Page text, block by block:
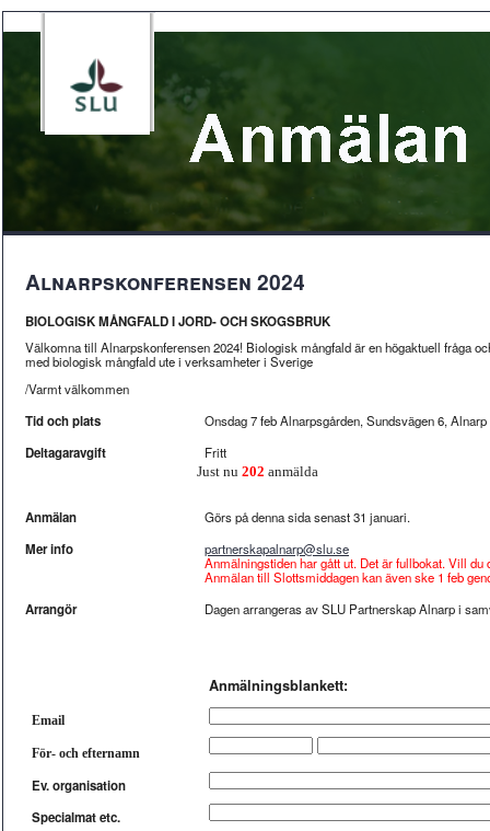
Alnarpskonferensen 2024
BIOLOGISK MÅNGFALD I JORD- OCH SKOGSBRUK
Välkomna till Alnarpskonferensen 2024! Biologisk mångfald är en högaktuell fråga
med biologisk mångfald ute i verksamheter i Sverige
/Varmt välkommen
Tid och plats Onsdag 7 feb Alnarpsgården, Sundsvägen 6, Alnarp
Deltagaravgift Fritt
Just nu 202 anmälda
Anmälan Görs på denna sida senast 31 januari.
Mer info
partnerskapalnarp@slu.se
Anmälningstiden har gått ut. Det är fullbokat. Vill
Anmälan till Slottsmiddagen kan även ske 1 feb
Arrangör Dagen arrangeras av SLU Partnerskap Alnarp i
Anmälningsblankett:
Email
För- och efternamn
Ev. organisation
Specialmat etc.